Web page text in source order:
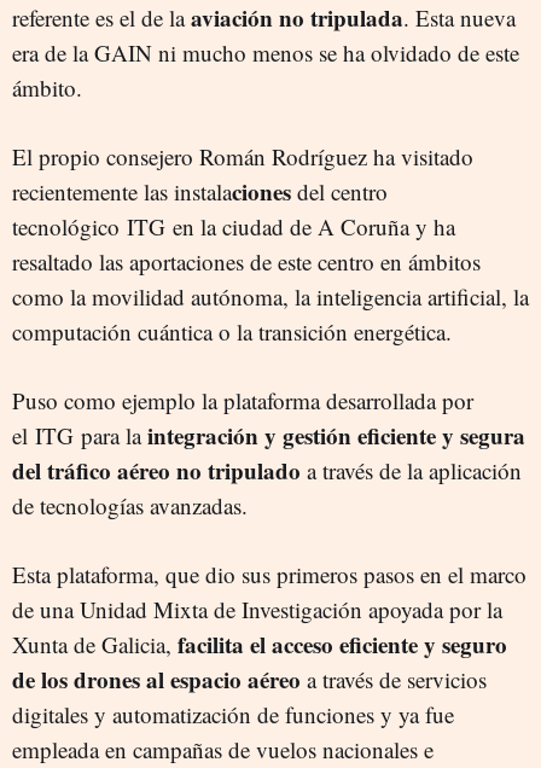
referente es el de laaviación no tripulada. Esta nueva
era de la GAIN ni mucho menos se ha olvidado de este
ámbito.
El propio consejero Román Rodríguez ha visitado
recientemente las instalaciones del centro
tecnológico ITG en la ciudad de A Coruña y ha
resaltado las aportaciones de este centro en ámbitos
como la movilidad autónoma, la inteligencia artificial, la
computación cuántica o la transición energética.
Puso como ejemplo la plataforma desarrollada por
el ITG para laintegración y gestión eficiente y segura
del tráfico aéreo no tripulado a través de la aplicación
de tecnologías avanzadas.
Esta plataforma, que dio sus primeros pasos en el marco
de una Unidad Mixta de Investigación apoyada por la
Xunta de Galicia, facilita el acceso eficiente y seguro
de los drones al espacio aéreo a través de servicios
digitales y automatización de funciones y ya fue
empleada en campañas de vuelos nacionales e